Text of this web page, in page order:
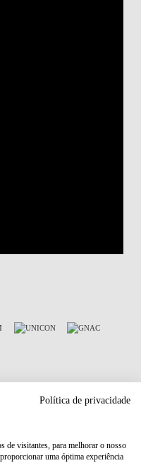
Política de privacidade
de visitantes, para melhorar o nosso
uma óptima experiência